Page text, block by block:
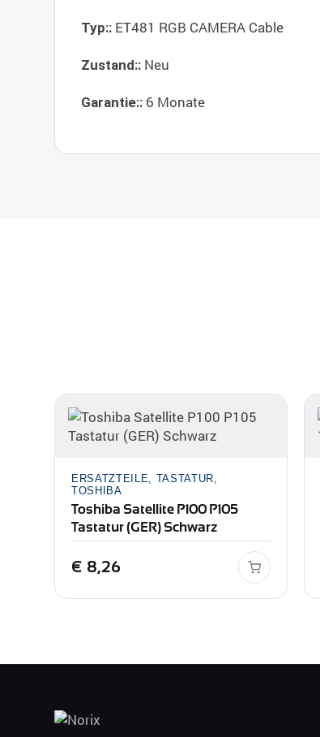
Typ:: ET481 RGB CAMERA Cable
Zustand:: Neu
Garantie:: 6 Monate
ERSATZTEILE, TASTATUR,
TOSHIBA
Toshiba Satellite P100 P105
Tastatur (GER) Schwarz
€ 8,26